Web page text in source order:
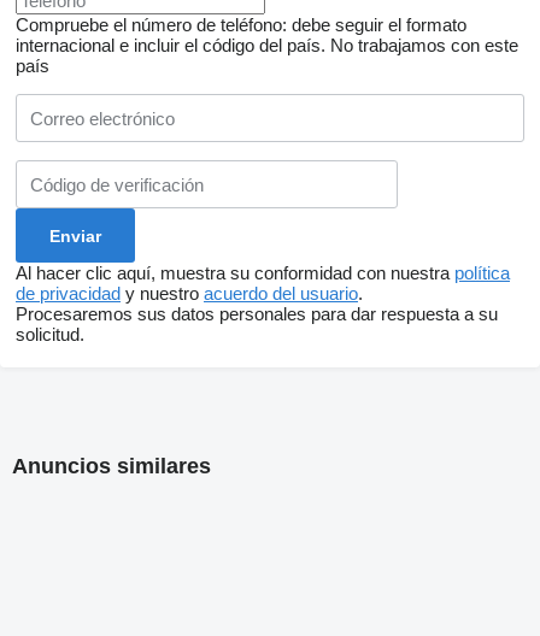
Compruebe el número de teléfono: debe seguir el formato
internacional e incluir el código del país. No trabajamos con este
país
Al hacer clic aquí, muestra su conformidad con nuestra política
de privacidad y nuestro acuerdo del usuario.
Procesaremos sus datos personales para dar respuesta a su
solicitud.
Anuncios similares